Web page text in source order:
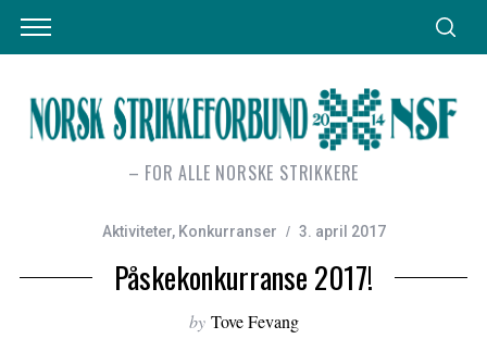
– FOR ALLE NORSKE STRIKKERE
Aktiviteter, Konkurranser 3. april 2017
Påskekonkurranse 2017!
by Tove Fevang